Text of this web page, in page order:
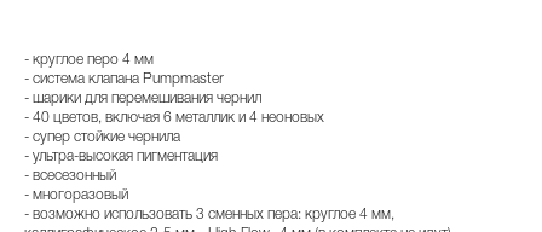
- круглое перо 4 мм
- система клапана Pumpmaster
- шарики для перемешивания чернил
- 40 цветов, включая 6 металлик и 4 неоновых
- супер стойкие чернила
- ультра-высокая пигментация
- всесезонный
- многоразовый
- возможно использовать 3 сменных пера: круглое 4 мм,